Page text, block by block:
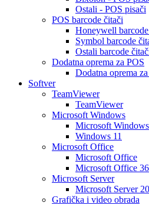
Ostali - POS pisači
POS barcode čitači
Honeywell
Symbol barcode
Ostali barcode
Dodatna oprema za POS
Dodatna oprema
Softver
TeamViewer
TeamViewer
Microsoft Windows
Microsoft
Windows 11
Microsoft Office
Microsoft Office
Microsoft Office
Microsoft Server
Microsoft Server
Grafička i video obrada